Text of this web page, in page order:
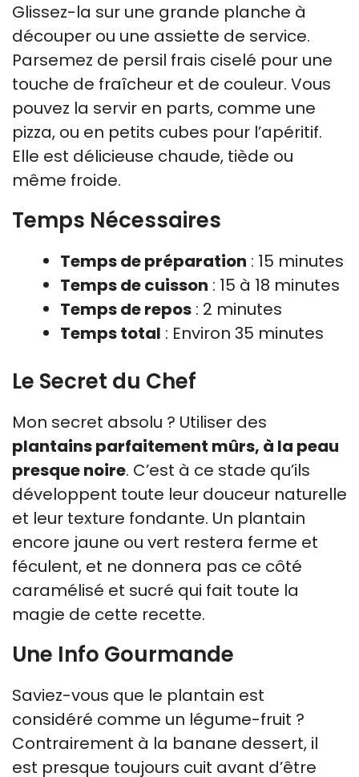
Glissez-la sur une grande planche à
découper ou une assiette de service.
Parsemez de persil frais ciselé pour une
touche de fraîcheur et de couleur. Vous
pouvez la servir en parts, comme une
pizza, ou en petits cubes pour l’apéritif.
Elle est délicieuse chaude, tiède ou
même froide.
Temps Nécessaires
Temps de préparation : 15 minutes
Temps de cuisson : 15 à 18 minutes
Temps de repos : 2 minutes
Temps total : Environ 35 minutes
Le Secret du Chef
Mon secret absolu ? Utiliser des
plantains parfaitement mûrs, à la peau
presque noire. C’est à ce stade qu’ils
développent toute leur douceur naturelle
et leur texture fondante. Un plantain
encore jaune ou vert restera ferme et
féculent, et ne donnera pas ce côté
caramélisé et sucré qui fait toute la
magie de cette recette.
Une Info Gourmande
Saviez-vous que le plantain est
considéré comme un légume-fruit ?
Contrairement à la banane dessert, il
est presque toujours cuit avant d’être